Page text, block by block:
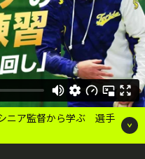
ニア監督から学ぶ 選手